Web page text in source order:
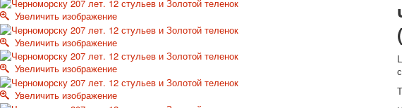
Увеличить изображение
Увеличить изображение
Увеличить изображение
Увеличить изображение